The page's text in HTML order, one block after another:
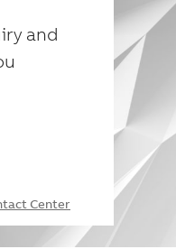
and
Center